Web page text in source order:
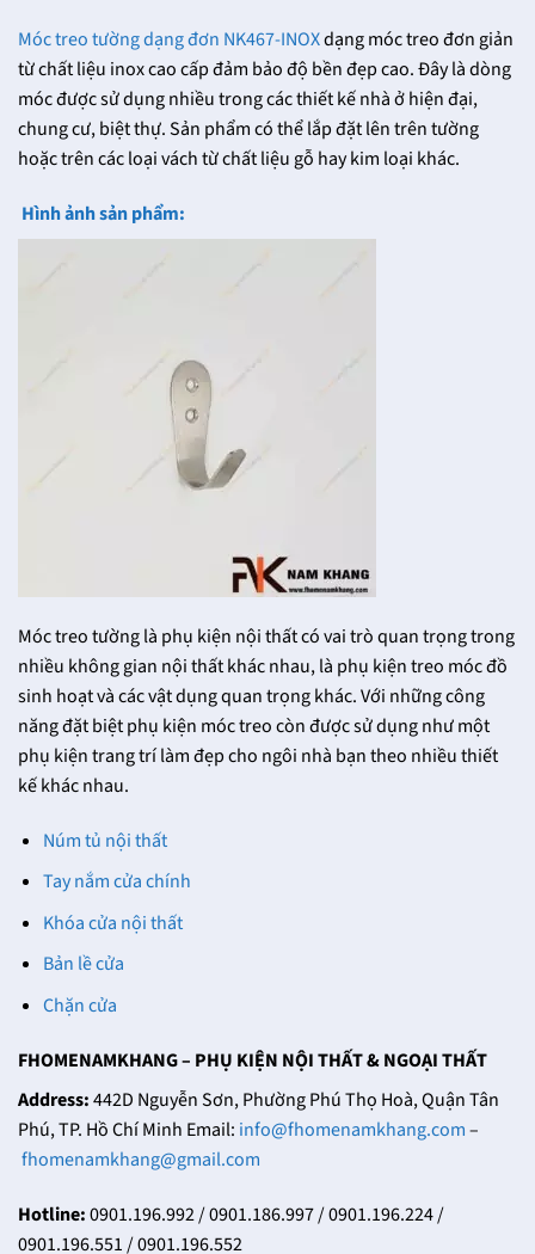
Móc treo tường dạng đơn NK467-INOXdạng móc treo đơn giản
từ chất liệu inox cao cấp đảm bảo độ bền đẹp cao. Đây là dòng
móc được sử dụng nhiều trong các thiết kế nhà ở hiện đại,
chung cư, biệt thự. Sản phẩm có thể lắp đặt lên trên tường
hoặc trên các loại vách từ chất liệu gỗ hay kim loại khác.
Hình ảnh sản phẩm:
Móc treo tường là phụ kiện nội thất có vai trò quan trọng trong
nhiều không gian nội thất khác nhau, là phụ kiện treo móc đồ
sinh hoạt và các vật dụng quan trọng khác. Với những công
năng đặt biệt phụ kiện móc treo còn được sử dụng như một
phụ kiện trang trí làm đẹp cho ngôi nhà bạn theo nhiều thiết
kế khác nhau.
Núm tủ nội thất
Tay nắm cửa chính
Khóa cửa nội thất
Bản lề cửa
Chặn cửa
FHOMENAMKHANG – PHỤ KIỆN NỘI THẤT & NGOẠI THẤT
Address:442D Nguyễn Sơn, Phường Phú Thọ Hoà, Quận Tân
Phú, TP. Hồ Chí Minh Email: info@fhomenamkhang.com–
fhomenamkhang@gmail.com
Hotline:0901.196.992 / 0901.186.997 / 0901.196.224 /
0901.196.551 / 0901.196.552